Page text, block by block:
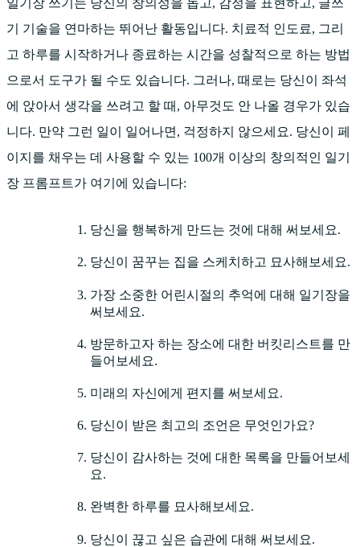
일기장 쓰기는 당신의 창의성을 돕고, 감정을 표현하고, 글쓰
기 기술을 연마하는 뛰어난 활동입니다. 치료적 인도료, 그리
고 하루를 시작하거나 종료하는 시간을 성찰적으로 하는 방법
으로서 도구가 될 수도 있습니다. 그러나, 때로는 당신이 좌석
에 앉아서 생각을 쓰려고 할 때, 아무것도 안 나올 경우가 있습
니다. 만약 그런 일이 일어나면, 걱정하지 않으세요. 당신이 페
이지를 채우는 데 사용할 수 있는 100개 이상의 창의적인 일기
장 프롬프트가 여기에 있습니다:
당신을 행복하게 만드는 것에 대해 써보세요.
당신이 꿈꾸는 집을 스케치하고 묘사해보세요.
가장 소중한 어린시절의 추억에 대해 일기장을
써보세요.
방문하고자 하는 장소에 대한 버킷리스트를 만
들어보세요.
미래의 자신에게 편지를 써보세요.
당신이 받은 최고의 조언은 무엇인가요?
당신이 감사하는 것에 대한 목록을 만들어보세
요.
완벽한 하루를 묘사해보세요.
당신이 끊고 싶은 습관에 대해 써보세요.